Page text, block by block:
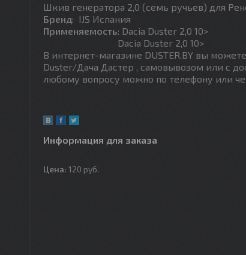
Шкив генератора 2,0 (семь ручьев) для
Бренд: IJS Испания
Применяемость: Dacia Duster 2,0 10>
Dacia Duster 2,0 10>
В интернет-магазине DUSTER.BY вы
Duster/Дача Дастер , самовывозом или с
любому вопросу можно по телефону или
Информация для заказа
Цена: 120 руб.